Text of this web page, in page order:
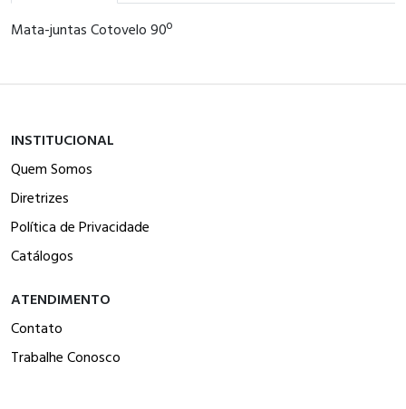
Mata-juntas Cotovelo 90º
INSTITUCIONAL
Quem Somos
Diretrizes
Política de Privacidade
Catálogos
ATENDIMENTO
Contato
Trabalhe Conosco